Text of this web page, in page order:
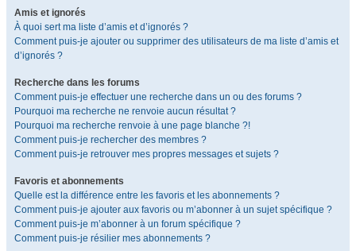
Amis et ignorés
À quoi sert ma liste d’amis et d’ignorés ?
Comment puis-je ajouter ou supprimer des utilisateurs de ma liste d’amis et
d’ignorés ?
Recherche dans les forums
Comment puis-je effectuer une recherche dans un ou des forums ?
Pourquoi ma recherche ne renvoie aucun résultat ?
Pourquoi ma recherche renvoie à une page blanche ?!
Comment puis-je rechercher des membres ?
Comment puis-je retrouver mes propres messages et sujets ?
Favoris et abonnements
Quelle est la différence entre les favoris et les abonnements ?
Comment puis-je ajouter aux favoris ou m’abonner à un sujet spécifique ?
Comment puis-je m’abonner à un forum spécifique ?
Comment puis-je résilier mes abonnements ?